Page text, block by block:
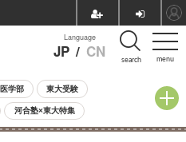
menu
Language
JP / CN search
医学部 東大受験
河合塾×東大特集
中学受験 小学校受験